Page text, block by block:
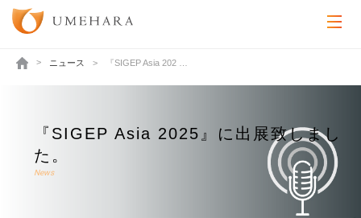
ニュース 『SIGEP Asia 202 …
『SIGEP Asia 2025』に出展致しまし
た。
News